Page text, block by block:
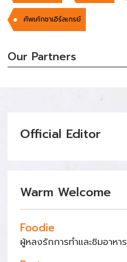
คัพเค้กชาเอิร์ลเกรย์
Our Partners
Official Editor
Warm Welcome
Foodie
ผู้หลงรักการทำและชิมอาหาร